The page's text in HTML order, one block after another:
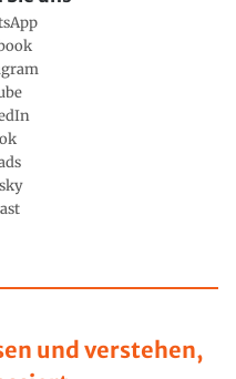
und verstehen,